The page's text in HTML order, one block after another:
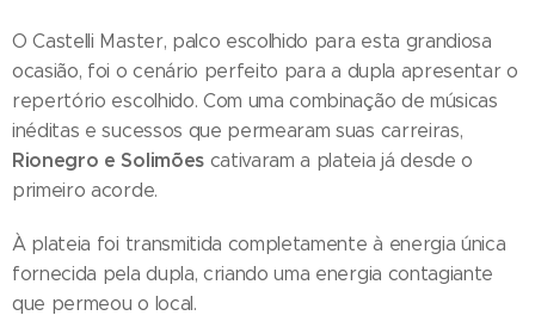
O Castelli Master, palco escolhido para esta grandiosa
ocasião, foi o cenário perfeito para a dupla apresentar o
repertório escolhido. Com uma combinação de músicas
inéditas e sucessos que permearam suas carreiras,
Rionegro e Solimõescativaram a plateia já desde o
primeiro acorde.
À plateia foi transmitida completamente à energia única
fornecida pela dupla, criando uma energia contagiante
que permeou o local.